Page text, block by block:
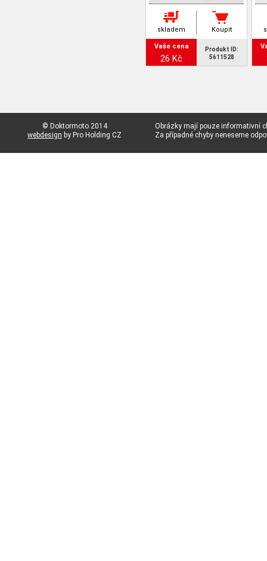
skladem Koupit
Vaše cena
26 Kč
Produkt ID:
5611528
© Doktormoto 2014
webdesign by Pro Holding CZ
Obrázky mají pouze informativní
Za případné chyby neneseme